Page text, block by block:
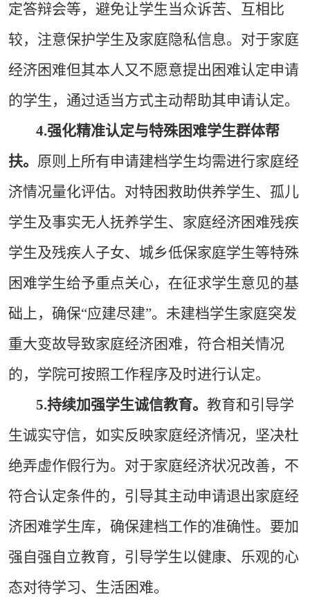
定答辩会等，避免让学生当众诉苦、互相比
较，注意保护学生及家庭隐私信息。对于家庭
经济困难但其本人又不愿意提出困难认定申请
的学生，通过适当方式主动帮助其申请认定。
4.强化精准认定与特殊困难学生群体帮
扶。 原则上所有申请建档学生均需进行家庭经
济情况量化评估。对特困救助供养学生、孤儿
学生及事实无人抚养学生、家庭经济困难残疾
学生及残疾人子女、城乡低保家庭学生等特殊
困难学生给予重点关心，在征求学生意见的基
础上，确保“应建尽建”。未建档学生家庭突发
重大变故导致家庭经济困难，符合相关情况
的，学院可按照工作程序及时进行认定。
5.持续加强学生诚信教育。 教育和引导学
生诚实守信，如实反映家庭经济情况，坚决杜
绝弄虚作假行为。对于家庭经济状况改善，不
符合认定条件的，引导其主动申请退出家庭经
济困难学生库，确保建档工作的准确性。要加
强自强自立教育，引导学生以健康、乐观的心
态对待学习、生活困难。